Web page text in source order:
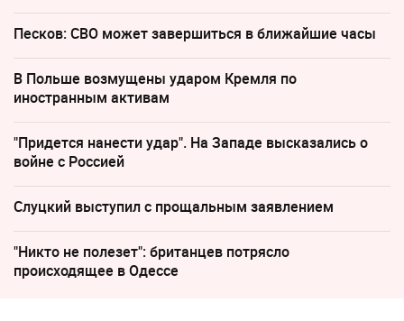
Песков: СВО может завершиться в ближайшие часы
В Польше возмущены ударом Кремля по
иностранным активам
"Придется нанести удар". На Западе высказались о
войне с Россией
Слуцкий выступил с прощальным заявлением
"Никто не полезет": британцев потрясло
происходящее в Одессе